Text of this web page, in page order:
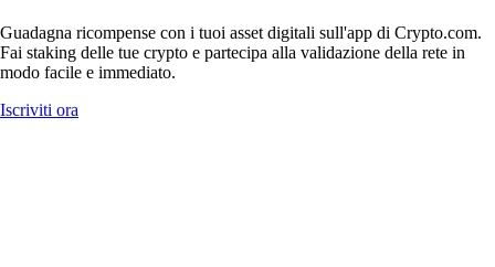
Guadagna ricompense con i tuoi asset digitali sull'app di Crypto.com.
Fai staking delle tue crypto e partecipa alla validazione della rete in
modo facile e immediato.
Iscriviti ora